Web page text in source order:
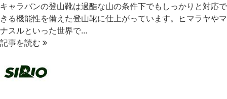
キャラバンの登山靴は過酷な山の条件下でもしっかりと対応で
きる機能性を備えた登山靴に仕上がっています。ヒマラヤやマ
ナスルといった世界で…
記事を読む